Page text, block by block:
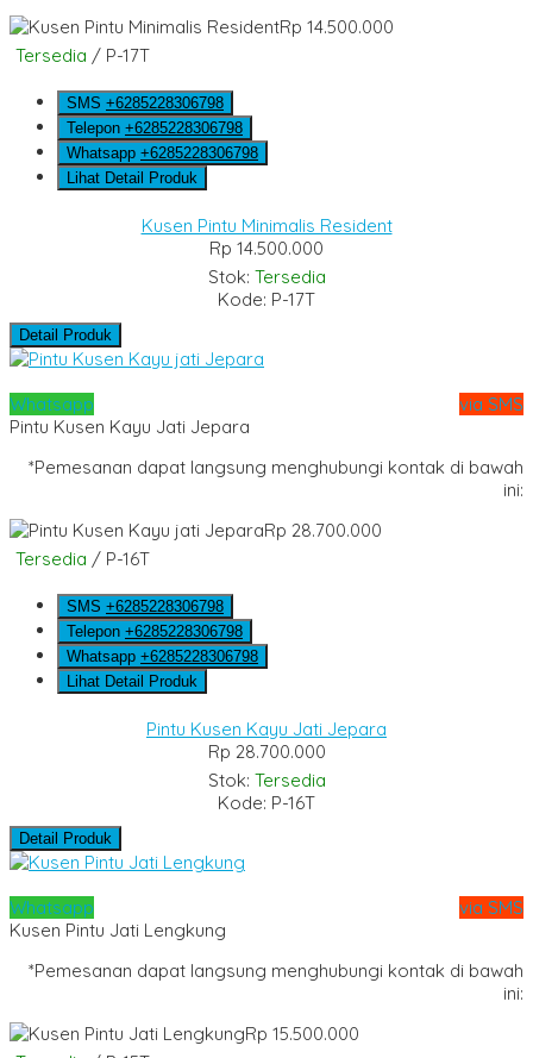
Rp 14.500.000
Tersedia / P-17T
SMS +6285228306798
Telepon +6285228306798
Whatsapp +6285228306798
Lihat Detail Produk
Kusen Pintu Minimalis Resident
Rp 14.500.000
Stok: Tersedia
Kode: P-17T
Detail Produk
Whatsapp
via SMS
Pintu Kusen Kayu Jati Jepara
*Pemesanan dapat langsung menghubungi kontak di bawah
ini:
Rp 28.700.000
Tersedia / P-16T
SMS +6285228306798
Telepon +6285228306798
Whatsapp +6285228306798
Lihat Detail Produk
Pintu Kusen Kayu Jati Jepara
Rp 28.700.000
Stok: Tersedia
Kode: P-16T
Detail Produk
Whatsapp
via SMS
Kusen Pintu Jati Lengkung
*Pemesanan dapat langsung menghubungi kontak di bawah
ini:
Rp 15.500.000